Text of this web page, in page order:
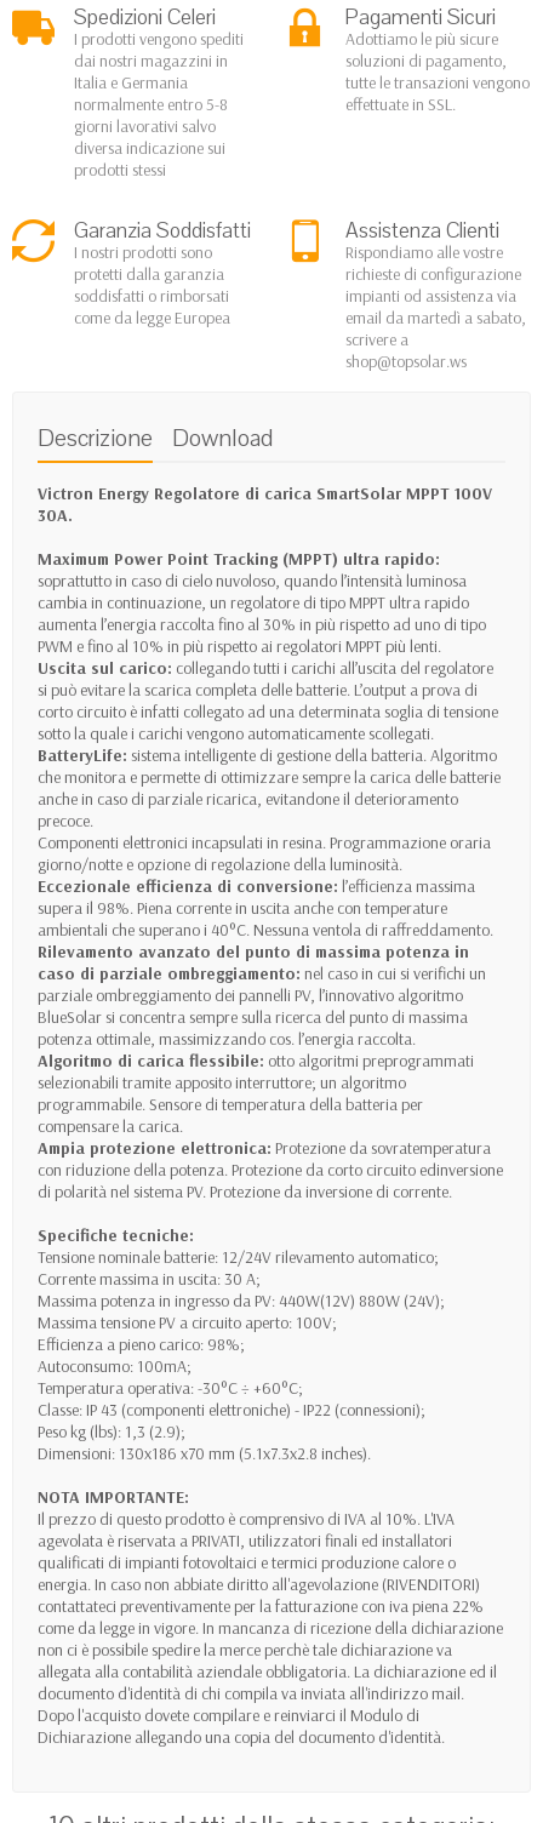
Spedizioni Celeri
I prodotti vengono spediti
dai nostri magazzini in
Italia e Germania
normalmente entro 5-8
giorni lavorativi salvo
diversa indicazione sui
prodotti stessi
Pagamenti Sicuri
Adottiamo le più sicure
soluzioni di pagamento,
tutte le transazioni vengono
effettuate in SSL.
Garanzia Soddisfatti
I nostri prodotti sono
protetti dalla garanzia
soddisfatti o rimborsati
come da legge Europea
Assistenza Clienti
Rispondiamo alle vostre
richieste di configurazione
impianti od assistenza via
email da martedì a sabato,
scrivere a
shop@topsolar.ws
Descrizione Download
Victron Energy Regolatore di carica SmartSolar MPPT 100V
30A.
Maximum Power Point Tracking (MPPT) ultra rapido:
soprattutto in caso di cielo nuvoloso, quando l’intensità luminosa
cambia in continuazione, un regolatore di tipo MPPT ultra rapido
aumenta l’energia raccolta fino al 30% in più rispetto ad uno di tipo
PWM e fino al 10% in più rispetto ai regolatori MPPT più lenti.
Uscita sul carico: collegando tutti i carichi all’uscita del regolatore
si può evitare la scarica completa delle batterie. L’output a prova di
corto circuito è infatti collegato ad una determinata soglia di tensione
sotto la quale i carichi vengono automaticamente scollegati.
BatteryLife: sistema intelligente di gestione della batteria. Algoritmo
che monitora e permette di ottimizzare sempre la carica delle batterie
anche in caso di parziale ricarica, evitandone il deterioramento
precoce.
Componenti elettronici incapsulati in resina. Programmazione oraria
giorno/notte e opzione di regolazione della luminosità.
Eccezionale efficienza di conversione: l’efficienza massima
supera il 98%. Piena corrente in uscita anche con temperature
ambientali che superano i 40°C. Nessuna ventola di raffreddamento.
Rilevamento avanzato del punto di massima potenza in
caso di parziale ombreggiamento: nel caso in cui si verifichi un
parziale ombreggiamento dei pannelli PV, l’innovativo algoritmo
BlueSolar si concentra sempre sulla ricerca del punto di massima
potenza ottimale, massimizzando cos. l’energia raccolta.
Algoritmo di carica flessibile: otto algoritmi preprogrammati
selezionabili tramite apposito interruttore; un algoritmo
programmabile. Sensore di temperatura della batteria per
compensare la carica.
Ampia protezione elettronica: Protezione da sovratemperatura
con riduzione della potenza. Protezione da corto circuito edinversione
di polarità nel sistema PV. Protezione da inversione di corrente.
Specifiche tecniche:
Tensione nominale batterie: 12/24V rilevamento automatico;
Corrente massima in uscita: 30 A;
Massima potenza in ingresso da PV: 440W(12V) 880W (24V);
Massima tensione PV a circuito aperto: 100V;
Efficienza a pieno carico: 98%;
Autoconsumo: 100mA;
Temperatura operativa: -30°C ÷ +60°C;
Classe: IP 43 (componenti elettroniche) - IP22 (connessioni);
Peso kg (lbs): 1,3 (2.9);
Dimensioni: 130x186 x70 mm (5.1x7.3x2.8 inches).
NOTA IMPORTANTE:
Il prezzo di questo prodotto è comprensivo di IVA al 10%. L'IVA
agevolata è riservata a PRIVATI, utilizzatori finali ed installatori
qualificati di impianti fotovoltaici e termici produzione calore o
energia. In caso non abbiate diritto all'agevolazione (RIVENDITORI)
contattateci preventivamente per la fatturazione con iva piena 22%
come da legge in vigore. In mancanza di ricezione della dichiarazione
non ci è possibile spedire la merce perchè tale dichiarazione va
allegata alla contabilità aziendale obbligatoria. La dichiarazione ed il
documento d'identità di chi compila va inviata all'indirizzo mail.
Dopo l'acquisto dovete compilare e reinviarci il Modulo di
Dichiarazione allegando una copia del documento d'identità.